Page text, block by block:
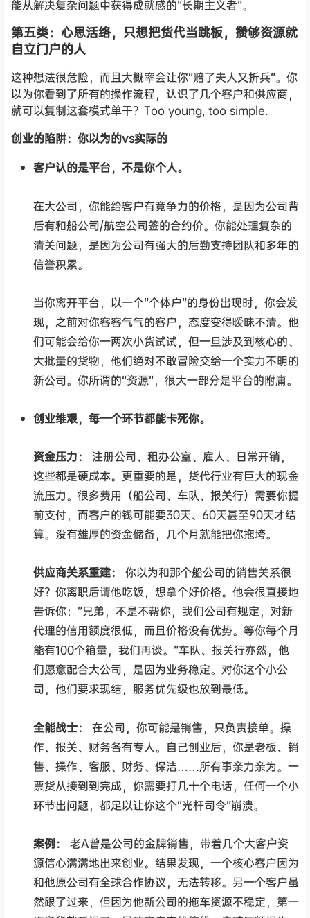
能从解决复杂问题中获得成就感的“长期主义者”。
第五类：心思活络，只想把货代当跳板，攒够资源就
自立门户的人
这种想法很危险，而且大概率会让你“赔了夫人又折兵”。你
以为你看到了所有的操作流程，认识了几个客户和供应商，
就可以复制这套模式单干？Too young, too simple.
创业的陷阱：你以为的vs实际的
客户认的是平台，不是你个人。
在大公司，你能给客户有竞争力的价格，是因为公司背
后有和船公司/航空公司签的合约价。你能处理复杂的
清关问题，是因为公司有强大的后勤支持团队和多年的
信誉积累。
当你离开平台，以一个“个体户”的身份出现时，你会发
现，之前对你客客气气的客户，态度变得暧昧不清。他
们可能会给你一两次小货试试，但一旦涉及到核心的、
大批量的货物，他们绝对不敢冒险交给一个实力不明的
新公司。你所谓的“资源”，很大一部分是平台的附庸。
创业维艰，每一个环节都能卡死你。
资金压力：
注册公司、租办公室、雇人、日常开销，
这些都是硬成本。更重要的是，货代行业有巨大的现金
流压力。很多费用（船公司、车队、报关行）需要你提
前支付，而客户的钱可能要30天、60天甚至90天才结
算。没有雄厚的资金储备，几个月就能把你拖垮。
供应商关系重建：
你以为和那个船公司的销售关系很
好？你离职后请他吃饭，想拿个好价格。他会很直接地
告诉你：“兄弟，不是不帮你，我们公司有规定，对新
代理的信用额度很低，而且价格没有优势。等你每个月
能有100个箱量，我们再谈。”车队、报关行亦然，他
们愿意配合大公司，是因为业务稳定。对你这个小公
司，他们要求现结，服务优先级也放到最低。
全能战士：
在公司，你可能是销售，只负责接单。操
作、报关、财务各有专人。自己创业后，你是老板、销
售、操作、客服、财务、保洁……所有事亲力亲为。一
票货从接到到完成，你需要打几十个电话，任何一个小
环节出问题，都足以让你这个“光杆司令”崩溃。
案例：
老A曾是公司的金牌销售，带着几个大客户资
源信心满满地出来创业。结果发现，一个核心客户因为
和他原公司有全球合作协议，无法转移。另一个客户虽
然跟了过来，但因为他新公司的拖车资源不稳定，第一